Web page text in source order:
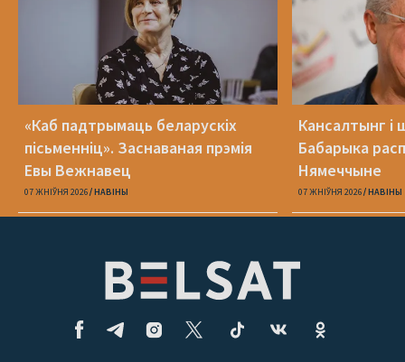
«Каб падтрымаць беларускіх
пісьменніц». Заснаваная прэмія
Евы Вежнавец
07 ЖНІЎНЯ 2026 НАВІНЫ
Кансалтынг і
Бабарыка
Нямеччыне
07 ЖНІЎНЯ 2026 НАВІНЫ